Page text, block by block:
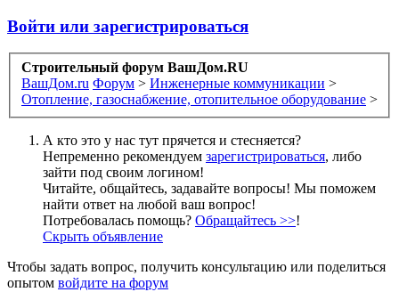
Войти или зарегистрироваться
Строительный форум ВашДом.RU
ВашДом.ru Форум > Инженерные коммуникации >
Отопление, газоснабжение, отопительное оборудование >
А кто это у нас тут прячется и стесняется?
Непременно рекомендуем зарегистрироваться, либо
зайти под своим логином!
Читайте, общайтесь, задавайте вопросы! Мы поможем
найти ответ на любой ваш вопрос!
Потребовалась помощь? Обращайтесь >>!
Скрыть объявление
Чтобы задать вопрос, получить консультацию или поделиться
опытом войдите на форум